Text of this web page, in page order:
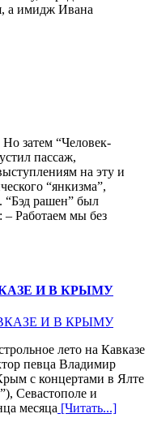
а имидж Ивана
затем “Человек-
пассаж,
на эту и
“янкизма”,
“Бэд рашен” был
– Работаем мы без
И В КРЫМУ
лето на Кавказе
певца Владимир
с концертами в Ялте
Севастополе и
месяца [Читать...]